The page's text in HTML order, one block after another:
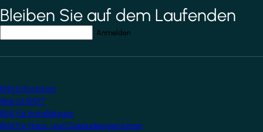
*indicates required field
Bleiben Sie auf dem Laufenden
KNX Erforschen
Was ist KNX?
KNX für Installateure
KNX für Haus- und Gebäudeeigentümer